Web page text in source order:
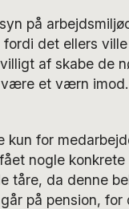
på
det ellers
af skabe de
et værn
for
nogle
tåre, da denne
på pension, for